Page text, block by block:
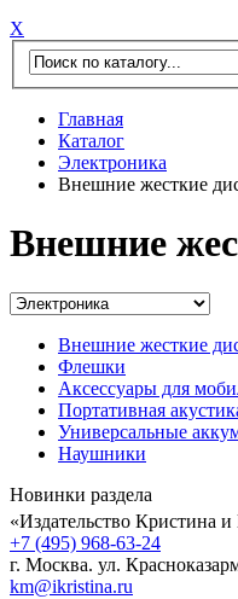
Х
Главная
Каталог
Электроника
Внешние жесткие
Внешние
Внешние жесткие
Флешки
Аксессуары для
Портативная
Универсальные
Наушники
Новинки раздела
«Издательство Кристина
+7 (495) 968-63-24
г. Москва. ул.
km@ikristina.ru